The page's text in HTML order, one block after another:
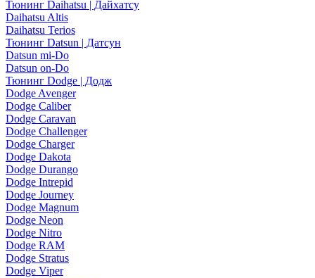
Тюнинг Daihatsu | Дайхатсу
Daihatsu Altis
Daihatsu Terios
Тюнинг Datsun | Датсун
Datsun mi-Do
Datsun on-Do
Тюнинг Dodge | Додж
Dodge Avenger
Dodge Caliber
Dodge Caravan
Dodge Challenger
Dodge Charger
Dodge Dakota
Dodge Durango
Dodge Intrepid
Dodge Journey
Dodge Magnum
Dodge Neon
Dodge Nitro
Dodge RAM
Dodge Stratus
Dodge Viper